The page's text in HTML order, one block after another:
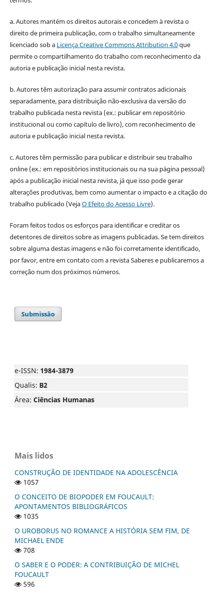
a. Autores mantém os direitos autorais e concedem à revista o
direito de primeira publicação, com o trabalho simultaneamente
licenciado sob a Licença Creative Commons Attribution 4.0que
permite o compartilhamento do trabalho com reconhecimento da
autoria e publicação inicial nesta revista.
b. Autores têm autorização para assumir contratos adicionais
separadamente, para distribuição não-exclusiva da versão do
trabalho publicada nesta revista (ex.: publicar em repositório
institucional ou como capítulo de livro), com reconhecimento de
autoria e publicação inicial nesta revista.
c. Autores têm permissão para publicar e distribuir seu trabalho
online (ex.: em repositórios institucionais ou na sua página pessoal)
após a publicação inicial nesta revista, já que isso pode gerar
alterações produtivas, bem como aumentar o impacto e a citação do
trabalho publicado (VejaO Efeito do Acesso Livre).
Foram feitos todos os esforços para identificar e creditar os
detentores de direitos sobre as imagens publicadas. Se tem direitos
sobre alguma destas imagens e não foi corretamente identificado,
por favor, entre em contato com a revista Saberes e publicaremos a
correção num dos próximos números.
Submissão
e-ISSN: 1984-3879
Qualis: B2
Área: Ciências Humanas
Mais lidos
CONSTRUÇÃO DE IDENTIDADE NA ADOLESCÊNCIA
1057
O CONCEITO DE BIOPODER EM FOUCAULT:
APONTAMENTOS BIBLIOGRÁFICOS
1035
O UROBORUS NO ROMANCE A HISTÓRIA SEM FIM, DE
MICHAEL ENDE
708
O SABER E O PODER: A CONTRIBUIÇÃO DE MICHEL
FOUCAULT
596